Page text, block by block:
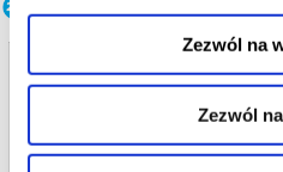
Zezwól na
Zezwól
wydarzenia, gwarantujemy
potwierdzony komunikatem
podczas zakupu.
Koncert Chopinowski
Chopin Point Warsaw